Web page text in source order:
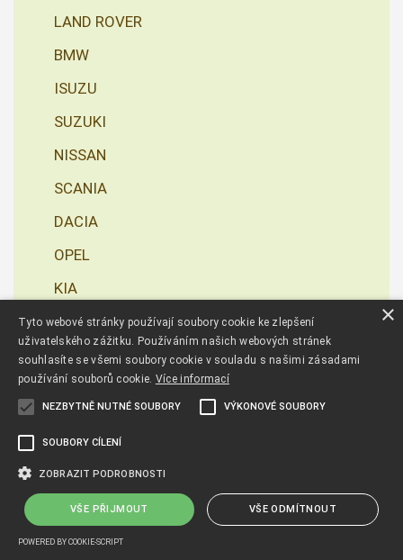
LAND ROVER
BMW
ISUZU
SUZUKI
NISSAN
SCANIA
DACIA
OPEL
KIA
IVECO
SUBARU
MITSUBISHI
L200, od r. 2006
×
Tyto webové stránky používají soubory cookie ke zlepšení
uživatelského zážitku. Používáním našich webových stránek
souhlasíte se všemi soubory cookie v souladu s našimi zásadami
používání souborů cookie. Více informací
NEZBYTNĚ NUTNÉ SOUBORY VÝKONOVÉ SOUBORY
SOUBORY CÍLENÍ
ZOBRAZIT PODROBNOSTI
VŠE PŘIJMOUT VŠE ODMÍTNOUT
POWERED BY COOKIE-SCRIPT